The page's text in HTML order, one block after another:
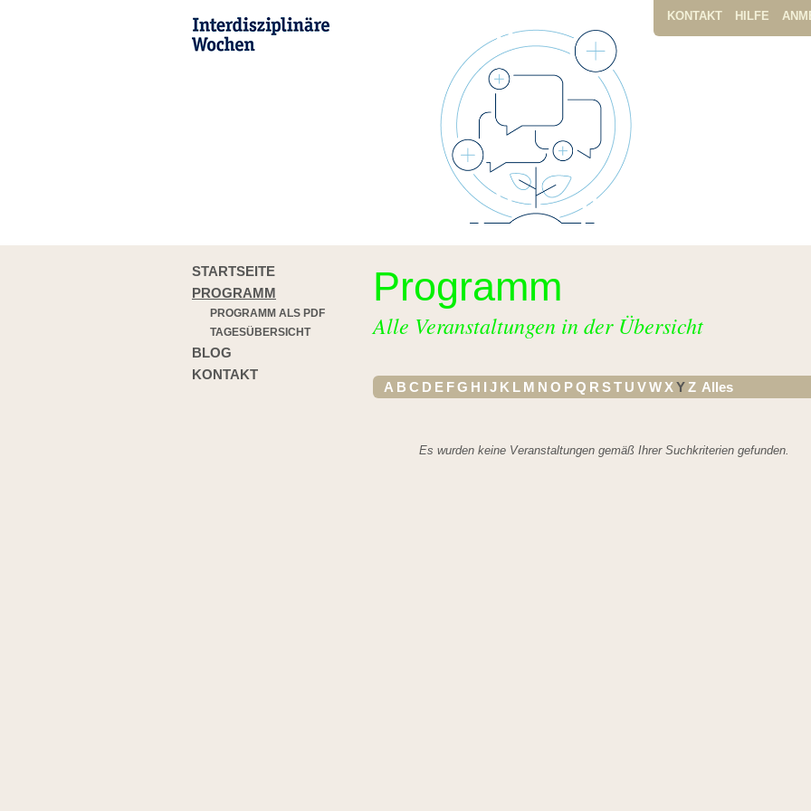
KONTAKT HILFE
STARTSEITE
PROGRAMM
PROGRAMM ALS PDF
TAGESÜBERSICHT
BLOG
KONTAKT
Programm
Alle Veranstaltungen in der Übersicht
A B C D E FG H I J K L M N O PQ R ST U VWXYZ Alles
Es wurden keine Veranstaltungen gemäß Ihrer Suchkriterien gefunden.